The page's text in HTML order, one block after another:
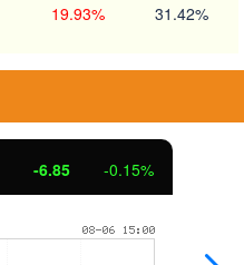
19.93% 31.42%
-6.85 -0.15%